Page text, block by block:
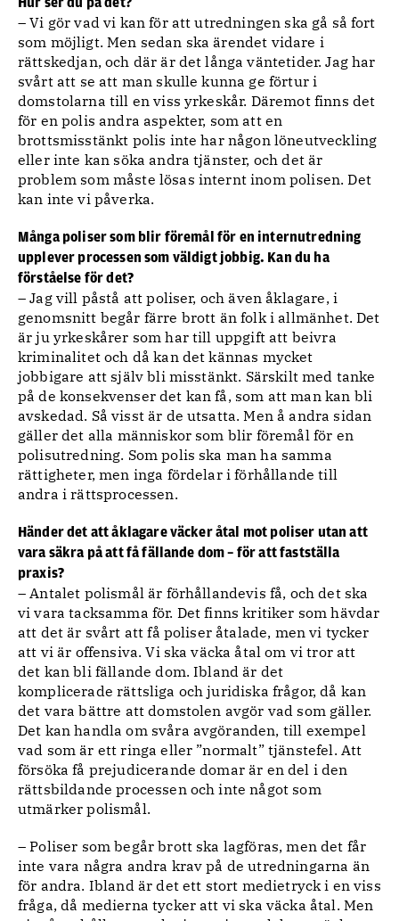
– Vi gör vad vi kan för att utredningen ska gå så fort
som möjligt. Men sedan ska ärendet vidare i
rättskedjan, och där är det långa väntetider. Jag har
svårt att se att man skulle kunna ge förtur i
domstolarna till en viss yrkeskår. Däremot finns det
för en polis andra aspekter, som att en
brottsmisstänkt polis inte har någon löneutveckling
eller inte kan söka andra tjänster, och det är
problem som måste lösas internt inom polisen. Det
kan inte vi påverka.
Många poliser som blir föremål för en internutredning
upplever processen som väldigt jobbig. Kan du ha
förståelse för det?
– Jag vill påstå att poliser, och även åklagare, i
genomsnitt begår färre brott än folk i allmänhet. Det
är ju yrkeskårer som har till uppgift att beivra
kriminalitet och då kan det kännas mycket
jobbigare att själv bli misstänkt. Särskilt med tanke
på de konsekvenser det kan få, som att man kan bli
avskedad. Så visst är de utsatta. Men å andra sidan
gäller det alla människor som blir föremål för en
polisutredning. Som polis ska man ha samma
rättigheter, men inga fördelar i förhållande till
andra i rättsprocessen.
Händer det att åklagare väcker åtal mot poliser utan att
vara säkra på att få fällande dom – för att fastställa
praxis?
– Antalet polismål är förhållandevis få, och det ska
vi vara tacksamma för. Det finns kritiker som hävdar
att det är svårt att få poliser åtalade, men vi tycker
att vi är offensiva. Vi ska väcka åtal om vi tror att
det kan bli fällande dom. Ibland är det
komplicerade rättsliga och juridiska frågor, då kan
det vara bättre att domstolen avgör vad som gäller.
Det kan handla om svåra avgöranden, till exempel
vad som är ett ringa eller ”normalt” tjänstefel. Att
försöka få prejudicerande domar är en del i den
rättsbildande processen och inte något som
utmärker polismål.
– Poliser som begår brott ska lagföras, men det får
inte vara några andra krav på de utredningarna än
för andra. Ibland är det ett stort medietryck i en viss
fråga, då medierna tycker att vi ska väcka åtal. Men